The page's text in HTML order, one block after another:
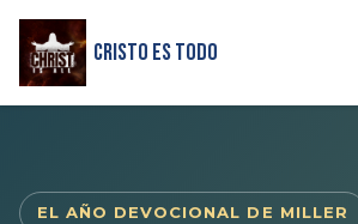
Cristo Es Todo
EL AÑO DEVOCIONAL DE MILLER